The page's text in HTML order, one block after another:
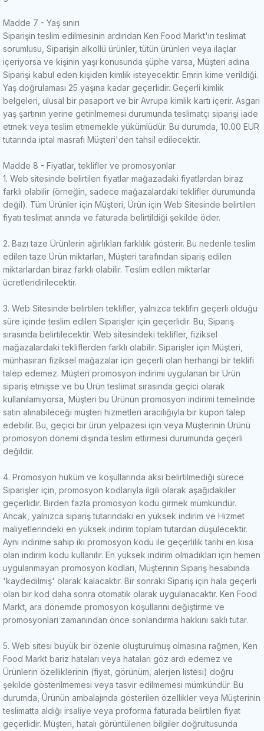
Madde 7 - Yaş sınırı
Siparişin teslim edilmesinin ardından Ken Food Markt'ın teslimat
sorumlusu, Siparişin alkollü ürünler, tütün ürünleri veya ilaçlar
içeriyorsa ve kişinin yaşı konusunda şüphe varsa, Müşteri adına
Siparişi kabul eden kişiden kimlik isteyecektir. Emrin kime verildiği.
Yaş doğrulaması 25 yaşına kadar geçerlidir. Geçerli kimlik
belgeleri, ulusal bir pasaport ve bir Avrupa kimlik kartı içerir. Asgari
yaş şartının yerine getirilmemesi durumunda teslimatçı siparişi iade
etmek veya teslim etmemekle yükümlüdür. Bu durumda, 10.00 EUR
tutarında iptal masrafı Müşteri'den tahsil edilecektir.
Madde 8 - Fiyatlar, teklifler ve promosyonlar
1. Web sitesinde belirtilen fiyatlar mağazadaki fiyatlardan biraz
farklı olabilir (örneğin, sadece mağazalardaki teklifler durumunda
değil). Tüm Ürünler için Müşteri, Ürün için Web Sitesinde belirtilen
fiyatı teslimat anında ve faturada belirtildiği şekilde öder.
2. Bazı taze Ürünlerin ağırlıkları farklılık gösterir. Bu nedenle teslim
edilen taze Ürün miktarları, Müşteri tarafından sipariş edilen
miktarlardan biraz farklı olabilir. Teslim edilen miktarlar
ücretlendirilecektir.
3. Web Sitesinde belirtilen teklifler, yalnızca teklifin geçerli olduğu
süre içinde teslim edilen Siparişler için geçerlidir. Bu, Sipariş
sırasında belirtilecektir. Web sitesindeki teklifler, fiziksel
mağazalardaki tekliflerden farklı olabilir. Siparişler için Müşteri,
münhasıran fiziksel mağazalar için geçerli olan herhangi bir teklifi
talep edemez. Müşteri promosyon indirimi uygulanan bir Ürün
sipariş etmişse ve bu Ürün teslimat sırasında geçici olarak
kullanılamıyorsa, Müşteri bu Ürünün promosyon indirimi temelinde
satın alınabileceği müşteri hizmetleri aracılığıyla bir kupon talep
edebilir. Bu, geçici bir ürün yelpazesi için veya Müşterinin Ürünü
promosyon dönemi dışında teslim ettirmesi durumunda geçerli
değildir.
4. Promosyon hüküm ve koşullarında aksi belirtilmediği sürece
Siparişler için, promosyon kodlarıyla ilgili olarak aşağıdakiler
geçerlidir. Birden fazla promosyon kodu girmek mümkündür.
Ancak, yalnızca sipariş tutarındaki en yüksek indirim ve Hizmet
maliyetlerindeki en yüksek indirim toplam tutardan düşülecektir.
Aynı indirime sahip iki promosyon kodu ile geçerlilik tarihi en kısa
olan indirim kodu kullanılır. En yüksek indirim olmadıkları için hemen
uygulanmayan promosyon kodları, Müşterinin Sipariş hesabında
'kaydedilmiş' olarak kalacaktır. Bir sonraki Sipariş için hala geçerli
olan bir kod daha sonra otomatik olarak uygulanacaktır. Ken Food
Markt, ara dönemde promosyon koşullarını değiştirme ve
promosyonları zamanından önce sonlandırma hakkını saklı tutar.
5. Web sitesi büyük bir özenle oluşturulmuş olmasına rağmen, Ken
Food Markt bariz hataları veya hataları göz ardı edemez ve
Ürünlerin özelliklerinin (fiyat, görünüm, alerjen listesi) doğru
şekilde gösterilmemesi veya tasvir edilmemesi mümkündür. Bu
durumda, Ürünün ambalajında ​​gösterilen özellikler veya Müşterinin
teslimatta aldığı irsaliye veya proforma faturada belirtilen fiyat
geçerlidir. Müşteri, hatalı görüntülenen bilgiler doğrultusunda